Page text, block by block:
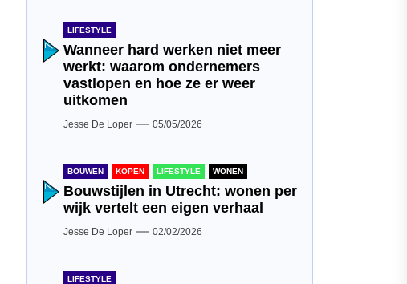
LIFESTYLE
Wanneer hard werken niet meer
werkt: waarom ondernemers
vastlopen en hoe ze er weer
uitkomen
Jesse De Loper 05/05/2026
BOUWEN KOPEN LIFESTYLE WONEN
Bouwstijlen in Utrecht: wonen per
wijk vertelt een eigen verhaal
Jesse De Loper 02/02/2026
LIFESTYLE